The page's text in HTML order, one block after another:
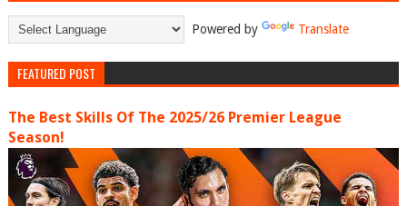
Powered by Translate
FEATURED POST
The Best Skills Of The 2025/26 Premier League
Season!